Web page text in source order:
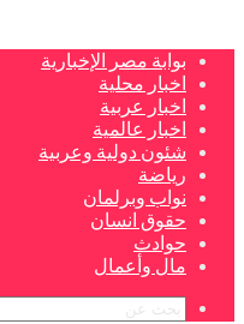
بوابة مصر الإخبارية
اخبار محلية
اخبار عربية
اخبار عالمية
شئون دولية وعربية
رياضة
نواب وبرلمان
حقوق انسان
حوادث
مال وأعمال